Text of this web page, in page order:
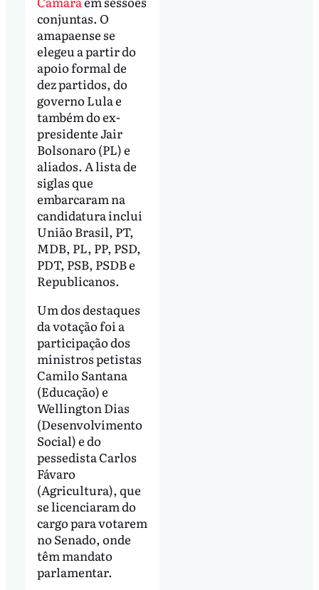
conjuntas. O
amapaense se
elegeu a partir do
apoio formal de
dez partidos, do
governo Lula e
também do ex-
presidente Jair
Bolsonaro (PL) e
aliados. A lista de
siglas que
embarcaram na
candidatura inclui
União Brasil, PT,
MDB, PL, PP, PSD,
PDT, PSB, PSDB e
Republicanos.
Um dos destaques
da votação foi a
participação dos
ministros petistas
Camilo Santana
(Educação) e
Wellington Dias
(Desenvolvimento
Social) e do
pessedista Carlos
Fávaro
(Agricultura), que
se licenciaram do
cargo para votarem
no Senado, onde
têm mandato
parlamentar.